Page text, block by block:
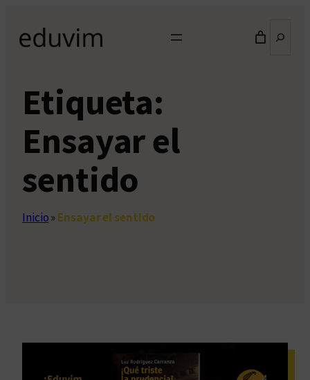
contenido
Etiqueta:
Ensayar el
sentido
Inicio»Ensayar el sentido